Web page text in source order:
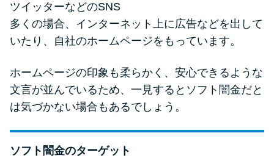
ツイッターなどのSNS
多くの場合、インターネット上に広告などを出して
いたり、自社のホームページをもっています。
ホームページの印象も柔らかく、安心できるような
文言が並んでいるため、一見するとソフト闇金だと
は気づかない場合もあるでしょう。
ソフト闇金のターゲット